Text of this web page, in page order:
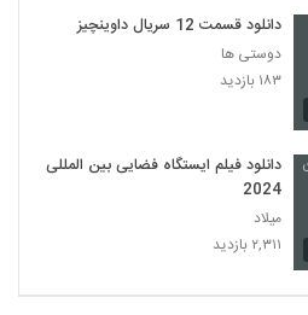
دانلود قسمت 12 سریال داوینچیز
دوستی ها
۱۸۳ بازدید
دانلود فیلم ایستگاه فضایی بین المللی
2024
میلاد
۲,۳۱۱ بازدید